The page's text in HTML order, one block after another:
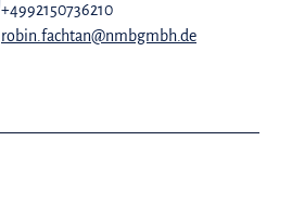
+4992150736210
robin.fachtan@nmbgmbh.de